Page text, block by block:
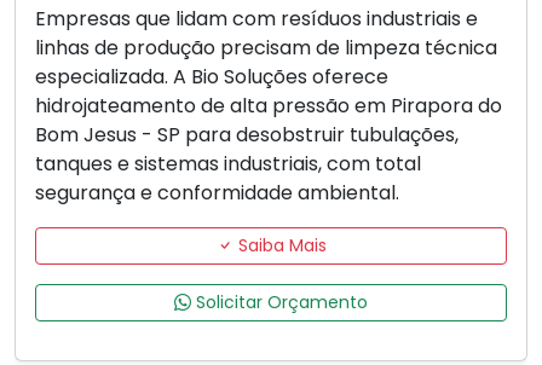
Empresas que lidam com resíduos industriais e
linhas de produção precisam de limpeza técnica
especializada. A Bio Soluções oferece
hidrojateamento de alta pressão em Pirapora do
Bom Jesus - SP para desobstruir tubulações,
tanques e sistemas industriais, com total
segurança e conformidade ambiental.
Saiba Mais
Solicitar Orçamento